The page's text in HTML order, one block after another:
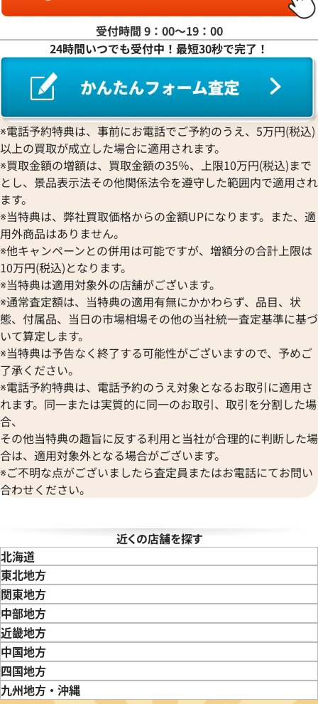
イトジャスト 126303G ブラ
日時点の参考買取価格です
ロレックス デイトジャスト
ルド
参考買取価格
1,654,000円
※2025年9月9日時点の参考買
イトジャスト 126303 ゴ
格
日時点の参考買取価格です
レート文字盤
参考買取価格
※2026年3月時点の参考買取価
イトジャスト 126331 ブラ
エドックス
EBERHARD
エベラール
EBEL
エベル
EPOS
Hermes
エルメス
OMEGA
オメガ
ORIENT
オリエント
ORIS
オリス
Audemars Piguet
オーデマ ピゲ
Vacheron Constantin
ヴァシュロン・コンスタンタン
Van Cleef & Arpels
ヴァンクリーフ＆アーペル
Versace
ヴェルサーチ
Wempe
ヴェンペ
Grand Seiko
グランドセイコー
CORUM
コルム
Concord
コンコルド
ジャケ・ドロー
Girard-Perregaux
ジラール・ペルゴ
Sinn
ジン
STOWA
ストーヴァ
SEIKO
セイコー
CENTURY
センチュリー
ZENITH
ゼニス
FRANCK MULLER
フランク ミュラー
BOUCHERON
ブシュロン
BREITLING
ブライトリング
Blancpain
ブランパン
BVLGARI
ブルガリ
Breguet
ブレゲ
BULOVA
ブローバ
Bell & Ross
ベル＆ロス
BAUME＆MERCIER
ボーム＆メルシエ
BALL Watch
ボール ウォッチ
ロジェ・デュブイ
ROLEX
ロレックス
LONGINES
ロンジン
受付時間 9：00〜19：00
24時間いつでも受付中！最短30秒で完了！
※電話予約特典は、事前にお電話でご予約のうえ、5万円(税込)
以上の買取が成立した場合に適用されます。
※買取金額の増額は、買取金額の35％、上限10万円(税込)まで
とし、景品表示法その他関係法令を遵守した範囲内で適用され
ます。
※当特典は、弊社買取価格からの金額UPになります。また、適
用外商品はありません。
※他キャンペーンとの併用は可能ですが、増額分の合計上限は
10万円(税込)となります。
※当特典は適用対象外の店舗がございます。
※通常査定額は、当特典の適用有無にかかわらず、品目、状
態、付属品、当日の市場相場その他の当社統一査定基準に基づ
いて算定します。
※当特典は予告なく終了する可能性がございますので、予めご
了承ください。
※電話予約特典は、電話予約のうえ対象となるお取引に適用さ
れます。同一または実質的に同一のお取引、取引を分割した場
合、
その他当特典の趣旨に反する利用と当社が合理的に判断した場
合は、適用対象外となる場合がございます。
※ご不明な点がございましたら査定員またはお電話にてお問い
合わせください。
近くの店舗を探す
北海道
東北地方
青森県岩手県
関東地方
東京都神奈川県
中部地方
新潟県富山県
近畿地方
三重県滋賀県
中国地方
鳥取県島根県
四国地方
徳島県香川県愛媛県
九州地方・沖縄